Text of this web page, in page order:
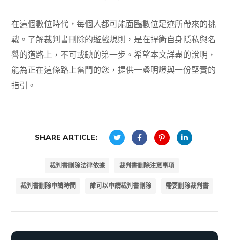
在這個數位時代，每個人都可能面臨數位足迹所帶來的挑
戰。了解裁判書刪除的遊戲規則，是在捍衛自身隱私與名
譽的道路上，不可或缺的第一步。希望本文詳盡的說明，
能為正在這條路上奮鬥的您，提供一盞明燈與一份堅實的
指引。
SHARE ARTICLE:
裁判書刪除法律依據 裁判書刪除注意事項
裁判書刪除申請時間 誰可以申請裁判書刪除 需要刪除裁判書